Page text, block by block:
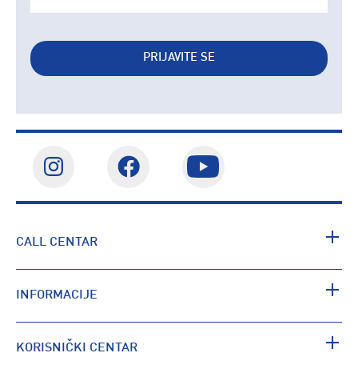
PRIJAVITE SE
CALL CENTAR
INFORMACIJE
KORISNIČKI CENTAR